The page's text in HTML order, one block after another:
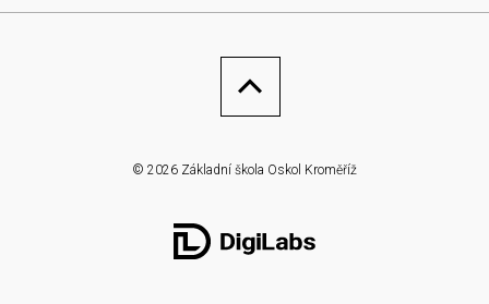
© 2026 Základní škola Oskol Kroměříž